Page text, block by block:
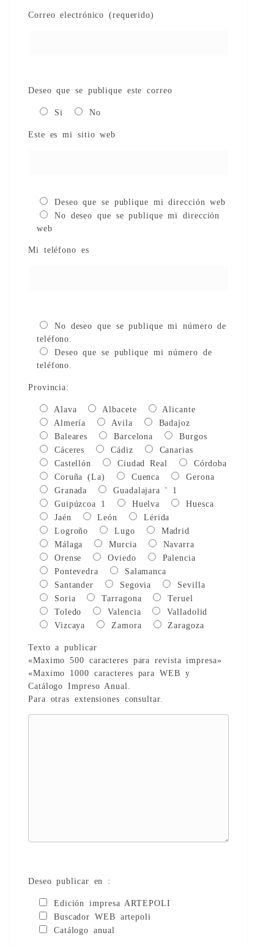
Correo electrónico (requerido)
Deseo que se publique este correo
Si No
Este es mi sitio web
Deseo que se publique mi dirección web
No deseo que se publique mi dirección
web
Mi teléfono es
No deseo que se publique mi número de
teléfono.
Deseo que se publique mi número de
teléfono.
Provincia:
Alava Albacete
Alicante
Almería
Avila
Badajoz
Baleares
Barcelona
Burgos
Cáceres
Cádiz
Canarias
Castellón
Ciudad Real
Córdoba
Coruña (La)
Cuenca
Gerona
Granada
Guadalajara ' 1
Guipúzcoa 1
Huelva
Huesca
Jaén
León
Lérida
Logroño
Lugo
Madrid
Málaga
Murcia
Navarra
Orense
Oviedo
Palencia
Pontevedra
Salamanca
Santander
Segovia
Sevilla
Soria
Tarragona
Teruel
Toledo
Valencia
Valladolid
Vizcaya
Zamora Zaragoza
Texto a publicar
«Maximo 500 caracteres para revista impresa»
«Maximo 1000 caracteres para WEB y
Catálogo Impreso Anual.
Para otras extensiones consultar.
Deseo publicar en :
Edición impresa ARTEPOLI
Buscador WEB artepoli
Catálogo anual